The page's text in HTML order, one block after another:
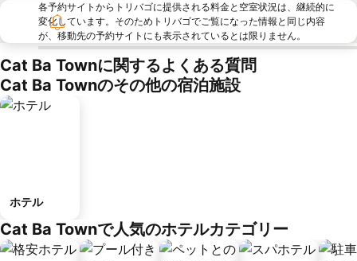
各予約サイトからトリバゴに提供される料金と空室状況は、継続的に
変化しています。そのためトリバゴでご覧になった情報と同じ内容
が、移動先の予約サイトにも表示されているとは限りません。
Cat Ba Townに関するよくある質問
Cat Ba Townのその他の宿泊施設
ホテル
Cat Ba Townで人気のホテルカテゴリー